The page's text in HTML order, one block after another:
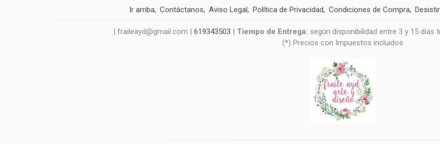
Ir arriba Contáctanos Aviso Legal Política de Privacidad Condiciones de Compra
| fraileayd@gmail.com |619343503 | Tiempo de Entrega: según disponibilidad entre 3 y 15
(*) Precios con Impuestos incluidos